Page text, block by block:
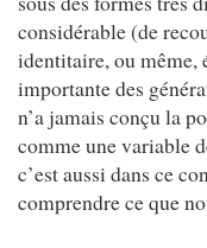
considérable (de
identitaire, ou même,
importante des
n’a jamais conçu la
comme une variable
c’est aussi dans ce
comprendre ce que